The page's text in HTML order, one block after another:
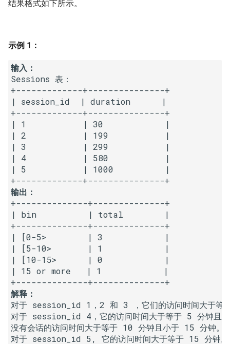
17. 打印从 1 到最大的 n 位数
18. 删除链表的节点
19. 正则表达式匹配
20. 表示数值的字符串
21. 调整数组顺序使奇数位于
偶数前面
22. 链表中倒数第 k 个节点
24. 反转链表
25. 合并两个排序的链表
26. 树的子结构
27. 二叉树的镜像
28. 对称的二叉树
29. 顺时针打印矩阵
15. 字符串中的所有变位词
16. 不含重复字符的最长子字
符串
17. 含有所有字符的最短字符
串
18. 有效的回文
19. 最多删除一个字符得到回
文
20. 回文子字符串的个数
21. 删除链表的倒数第 n 个结
点
22. 链表中环的入口节点
23. 两个链表的第一个重合节
点
24. 反转链表
2.7. 链表相交
2.8. 环路检测
3.1. 三合一
3.2. 栈的最小值
3.3. 堆盘子
3.4. 化栈为队
3.5. 栈排序
3.6. 动物收容所
4.1. 节点间通路
4.2. 最小高度树
4.3. 特定深度节点链表
4.4. 检查平衡性
结果格式如下所示。
示例 1：
输入：
Sessions 表：
+-------------+---------------+
| session_id  | duration      |
+-------------+---------------+
| 1           | 30            |
| 2           | 199           |
| 3           | 299           |
| 4           | 580           |
| 5           | 1000          |
输出：
+--------------+--------------+
| bin          | total        |
+--------------+--------------+
| [0-5>        | 3            |
| [5-10>       | 1            |
| [10-15>      | 0            |
| 15 or more   | 1            |
解释：
对于 session_id 1，2 和 3 ，它们的访问时间大于等
对于 session_id 4，它的访问时间大于等于 5 分钟且
没有会话的访问时间大于等于 10 分钟且小于 15 分钟。